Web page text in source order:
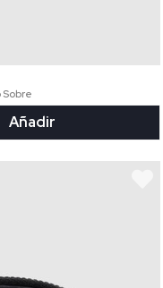
Añadir